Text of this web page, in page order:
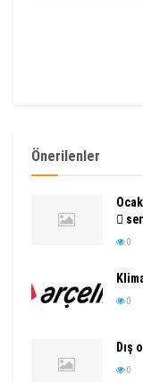
Önerilenler

0
0
Dış
0